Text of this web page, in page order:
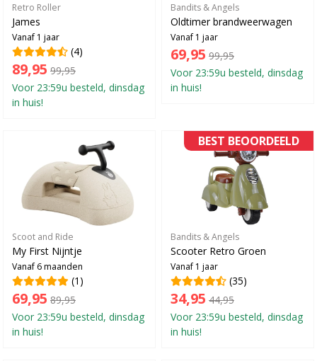
Retro Roller
James
Vanaf 1 jaar
(4)
89,95 99,95
Voor 23:59u besteld, dinsdag
in huis!
Bandits & Angels
Oldtimer brandweerwagen
Vanaf 1 jaar
69,95 99,95
Voor 23:59u besteld, dinsdag
in huis!
Scoot and Ride
My First Nijntje
Vanaf 6 maanden
(1)
69,95 89,95
Voor 23:59u besteld, dinsdag
in huis!
BEST BEOORDEELD
Bandits & Angels
Scooter Retro Groen
Vanaf 1 jaar
(35)
34,95 44,95
Voor 23:59u besteld, dinsdag
in huis!